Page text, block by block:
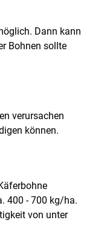
Dann kann
Bohnen sollte
verursachen
können.
400 - 700 kg/ha.
von unter